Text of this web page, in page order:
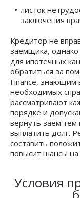
листок
заключения
Кредитор не
заемщика,
для ипотечных
обратиться за
Finance, знающим
необходимых
рассматривают
порядке и
вернуть заем тем
выплатить долг.
составить
повысит шансы на
Условия